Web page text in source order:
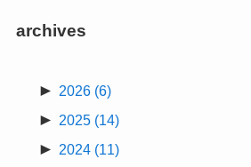
archives
► 2026 (6)
► 2025 (14)
► 2024 (11)